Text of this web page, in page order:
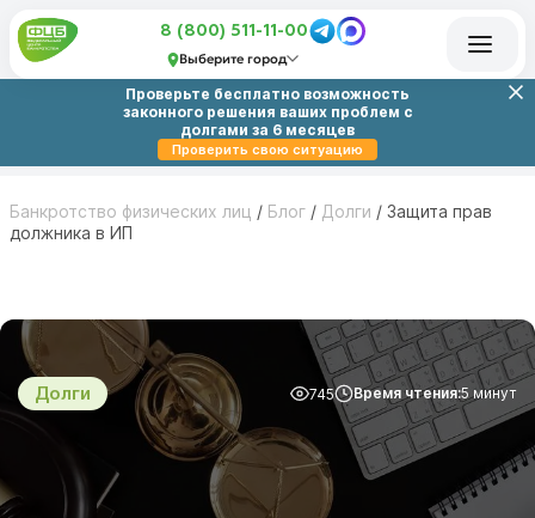
8 (800) 511-11-00
Выберите город
Проверьте бесплатно возможность
законного решения ваших проблем с
долгами за 6 месяцев
Проверить свою ситуацию
Банкротство физических лиц / Блог / Долги / Защита прав
должника в ИП
Долги 745 Время чтения:5 минут